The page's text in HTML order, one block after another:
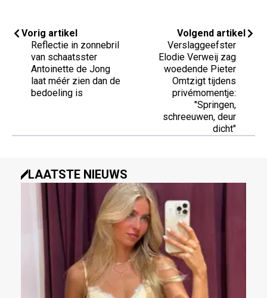
Vorig artikel
Reflectie in zonnebril
van schaatsster
Antoinette de Jong
laat méér zien dan de
bedoeling is
Volgend artikel
Verslaggeefster
Elodie Verweij zag
woedende Pieter
Omtzigt tijdens
privémomentje:
"Springen,
schreeuwen, deur
dicht"
LAATSTE NIEUWS